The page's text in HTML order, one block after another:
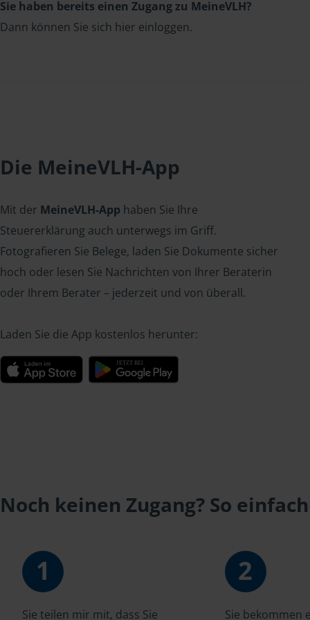
Sie haben bereits einen Zugang zu MeineVLH?
Dann können Sie sich hier einloggen.
Die MeineVLH-App
Mit der MeineVLH-App haben Sie Ihre
Steuererklärung auch unterwegs im Griff.
Fotografieren Sie Belege, laden Sie Dokumente sicher
hoch oder lesen Sie Nachrichten von Ihrer Beraterin
oder Ihrem Berater – jederzeit und von überall.
Laden Sie die App kostenlos herunter:
Noch keinen Zugang? So
1
Sie teilen mir mit, dass Sie
2
Sie bekommen